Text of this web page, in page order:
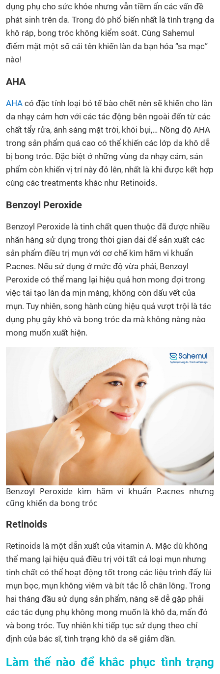
dụng phụ cho sức khỏe nhưng vẫn tiềm ẩn các vấn đề
phát sinh trên da. Trong đó phổ biến nhất là tình trạng da
khô ráp, bong tróc không kiểm soát. Cùng Sahemul
điểm mặt một số cái tên khiến làn da bạn hóa “sa mạc”
nào!
AHA
AHA có đặc tính loại bỏ tế bào chết nên sẽ khiến cho làn
da nhạy cảm hơn với các tác động bên ngoài đến từ các
chất tẩy rửa, ánh sáng mặt trời, khói bụi,… Nồng độ AHA
trong sản phẩm quá cao có thể khiến các lớp da khô dễ
bị bong tróc. Đặc biệt ở những vùng da nhạy cảm, sản
phẩm còn khiến vị trí này đỏ lên, nhất là khi được kết hợp
cùng các treatments khác như Retinoids.
Benzoyl Peroxide
Benzoyl Peroxide là tinh chất quen thuộc đã được nhiều
nhãn hàng sử dụng trong thời gian dài để sản xuất các
sản phẩm điều trị mụn với cơ chế kìm hãm vi khuẩn
P.acnes. Nếu sử dụng ở mức độ vừa phải, Benzoyl
Peroxide có thể mang lại hiệu quả hơn mong đợi trong
việc tái tạo làn da mịn màng, không còn dấu vết của
mụn. Tuy nhiên, song hành cùng hiệu quả vượt trội là tác
dụng phụ gây khô và bong tróc da mà không nàng nào
mong muốn xuất hiện.
Benzoyl Peroxide kìm hãm vi khuẩn P.acnes nhưng
cũng khiến da bong tróc
Retinoids
Retinoids là một dẫn xuất của vitamin A. Mặc dù không
thể mang lại hiệu quả điều trị với tất cả loại mụn nhưng
tinh chất có thể hoạt động tốt trong các liệu trình đẩy lùi
mụn bọc, mụn không viêm và bít tắc lỗ chân lông. Trong
hai tháng đầu sử dụng sản phẩm, nàng sẽ dễ gặp phải
các tác dụng phụ không mong muốn là khô da, mẩn đỏ
và bong tróc. Tuy nhiên khi tiếp tục sử dụng theo chỉ
định của bác sĩ, tình trạng khô da sẽ giảm dần.
Làm thế nào để khắc phục tình trạng